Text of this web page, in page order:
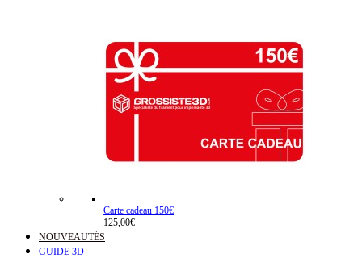
Carte cadeau 150€
125,00€
NOUVEAUTÉS
GUIDE 3D